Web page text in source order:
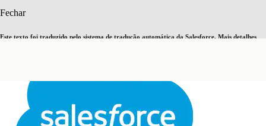
Fechar
Este texto foi traduzido pelo sistema de tradução automática da Salesforce. Mais detalhes
Fechar Fechar